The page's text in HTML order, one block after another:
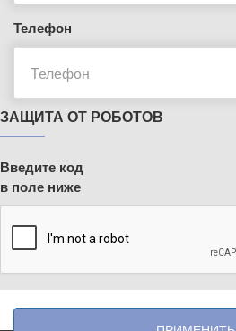
Телефон
ЗАЩИТА ОТ РОБОТОВ
Введите код
в поле ниже